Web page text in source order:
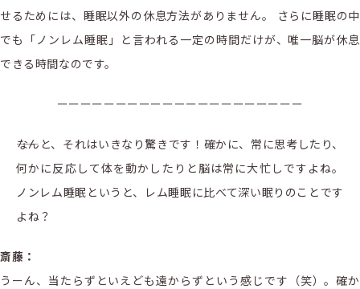
せるためには、睡眠以外の休息方法がありません。 さらに睡眠の中
でも「ノンレム睡眠」と言われる一定の時間だけが、唯一脳が休息
できる時間なのです。
ーーーーーーーーーーーーーーーーーーーーー
――なんと、それはいきなり驚きです！確かに、常に思考したり、
何かに反応して体を動かしたりと脳は常に大忙しですよね。
ノンレム睡眠というと、レム睡眠に比べて深い眠りのことです
よね？
斎藤：
うーん、当たらずといえども遠からずという感じです（笑）。確か